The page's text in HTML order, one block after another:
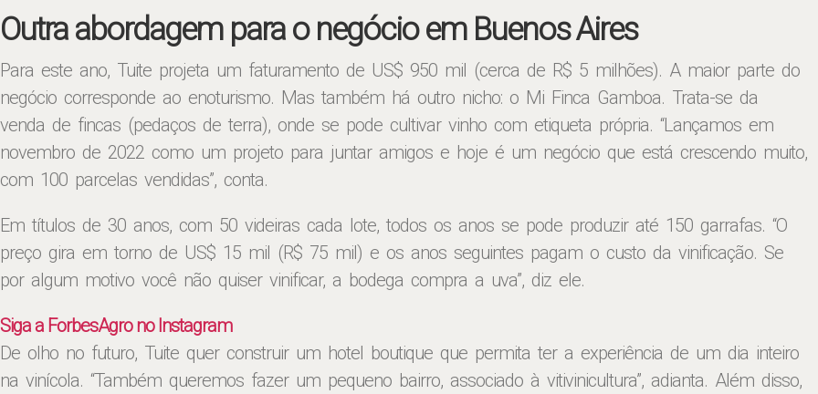
Outra abordagem para o negócio em Buenos Aires
Para este ano, Tuite projeta um faturamento de US$ 950 mil (cerca de R$ 5 milhões). A maior parte do
negócio corresponde ao enoturismo. Mas também há outro nicho: o Mi Finca Gamboa. Trata-se da
venda de fincas (pedaços de terra), onde se pode cultivar vinho com etiqueta própria. “Lançamos em
novembro de 2022 como um projeto para juntar amigos e hoje é um negócio que está crescendo muito,
com 100 parcelas vendidas”, conta.
Em títulos de 30 anos, com 50 videiras cada lote, todos os anos se pode produzir até 150 garrafas. “O
preço gira em torno de US$ 15 mil (R$ 75 mil) e os anos seguintes pagam o custo da vinificação. Se
por algum motivo você não quiser vinificar, a bodega compra a uva”, diz ele.
Siga a ForbesAgro no Instagram
De olho no futuro, Tuite quer construir um hotel boutique que permita ter a experiência de um dia inteiro
na vinícola. “Também queremos fazer um pequeno bairro, associado à vitivinicultura”, adianta. Além disso,